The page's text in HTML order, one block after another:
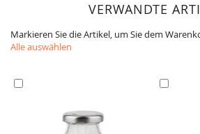
VERWANDTE
Markieren Sie die Artikel, um Sie dem
Alle auswählen